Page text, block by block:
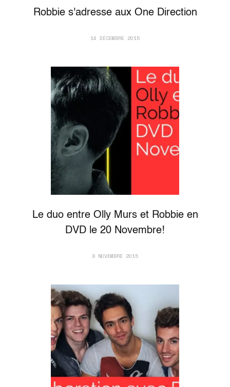
Robbie s'adresse aux One Direction
14 DÉCEMBRE 2015
Le duo entre Olly Murs et Robbie en
DVD le 20 Novembre!
8 NOVEMBRE 2015